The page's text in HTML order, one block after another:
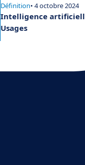
Définition• 4 octobre 2024
Intelligence
Usages